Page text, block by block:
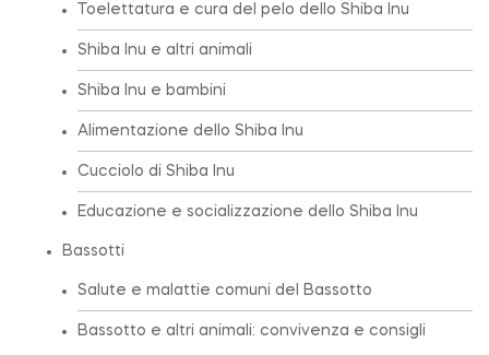
Toelettatura e cura del pelo dello Shiba Inu
Shiba Inu e altri animali
Shiba Inu e bambini
Alimentazione dello Shiba Inu
Cucciolo di Shiba Inu
Educazione e socializzazione dello Shiba Inu
Bassotti
Salute e malattie comuni del Bassotto
Bassotto e altri animali: convivenza e consigli